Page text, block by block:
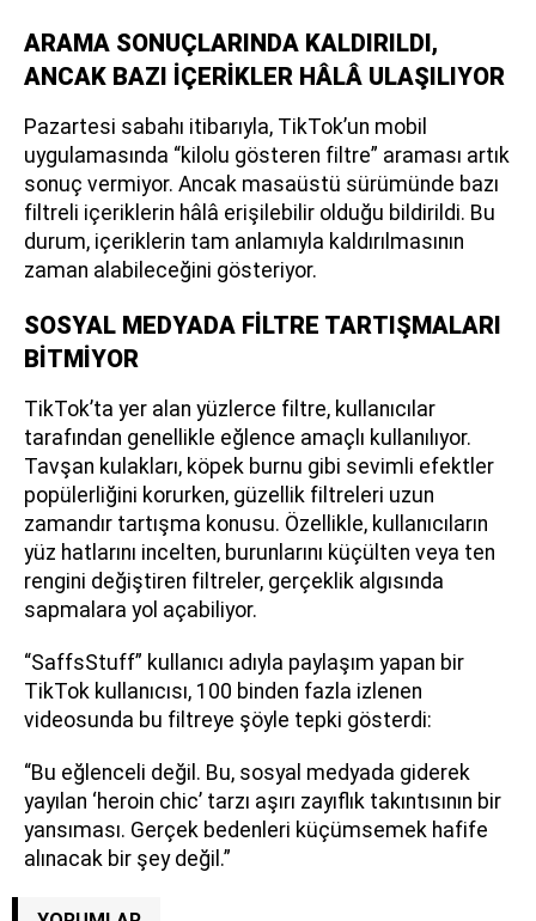
ARAMA SONUÇLARINDA KALDIRILDI,
ANCAK BAZI İÇERİKLER HÂLÂ ULAŞILIYOR
Pazartesi sabahı itibarıyla, TikTok’un mobil
uygulamasında “kilolu gösteren filtre” araması artık
sonuç vermiyor. Ancak masaüstü sürümünde bazı
filtreli içeriklerin hâlâ erişilebilir olduğu bildirildi. Bu
durum, içeriklerin tam anlamıyla kaldırılmasının
zaman alabileceğini gösteriyor.
SOSYAL MEDYADA FİLTRE TARTIŞMALARI
BİTMİYOR
TikTok’ta yer alan yüzlerce filtre, kullanıcılar
tarafından genellikle eğlence amaçlı kullanılıyor.
Tavşan kulakları, köpek burnu gibi sevimli efektler
popülerliğini korurken, güzellik filtreleri uzun
zamandır tartışma konusu. Özellikle, kullanıcıların
yüz hatlarını incelten, burunlarını küçülten veya ten
rengini değiştiren filtreler, gerçeklik algısında
sapmalara yol açabiliyor.
“SaffsStuff” kullanıcı adıyla paylaşım yapan bir
TikTok kullanıcısı, 100 binden fazla izlenen
videosunda bu filtreye şöyle tepki gösterdi:
“Bu eğlenceli değil. Bu, sosyal medyada giderek
yayılan ‘heroin chic’ tarzı aşırı zayıflık takıntısının bir
yansıması. Gerçek bedenleri küçümsemek hafife
alınacak bir şey değil.”